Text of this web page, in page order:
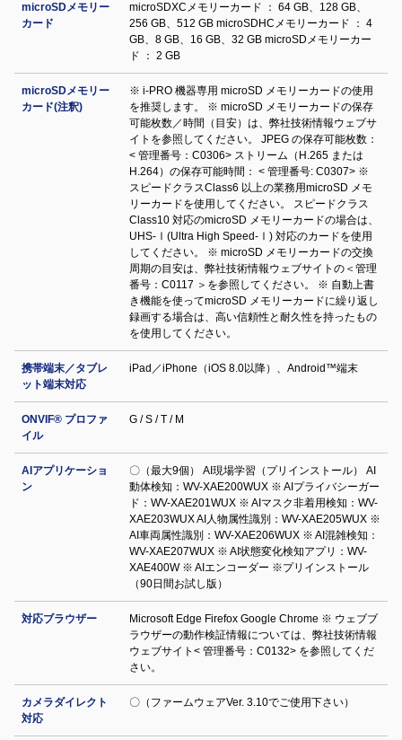
microSDメモリー
カード
microSDXCメモリーカード ： 64 GB、128 GB、
256 GB、512 GB microSDHCメモリーカード ： 4
GB、8 GB、16 GB、32 GB microSDメモリーカー
ド ： 2 GB
microSDメモリー
カード(注釈)
※ i-PRO 機器専用 microSD メモリーカードの使用
を推奨します。 ※ microSD メモリーカードの保存
可能枚数／時間（目安）は、弊社技術情報ウェブサ
イトを参照してください。 JPEG の保存可能枚数：
< 管理番号：C0306> ストリーム（H.265 または
H.264）の保存可能時間： < 管理番号: C0307> ※
スピードクラスClass6 以上の業務用microSD メモ
リーカードを使用してください。 スピードクラス
Class10 対応のmicroSD メモリーカードの場合は、
UHS-Ⅰ(Ultra High Speed-Ⅰ) 対応のカードを使用
してください。 ※ microSD メモリーカードの交換
周期の目安は、弊社技術情報ウェブサイトの＜管理
番号：C0117 ＞を参照してください。 ※ 自動上書
き機能を使ってmicroSD メモリーカードに繰り返し
録画する場合は、高い信頼性と耐久性を持ったもの
を使用してください。
携帯端末／タブレ
ット端末対応
iPad／iPhone（iOS 8.0以降）、Android™端末
ONVIF® プロファ
イル
G / S / T / M
AIアプリケーショ
ン
〇（最大9個） AI現場学習（プリインストール） AI
動体検知：WV-XAE200WUX ※ AIプライバシーガー
ド：WV-XAE201WUX ※ AIマスク非着用検知：WV-
XAE203WUX AI人物属性識別：WV-XAE205WUX ※
AI車両属性識別：WV-XAE206WUX ※ AI混雑検知：
WV-XAE207WUX ※ AI状態変化検知アプリ：WV-
XAE400W ※ AIエンコーダー ※プリインストール
（90日間お試し版）
対応ブラウザー
Microsoft Edge Firefox Google Chrome ※ ウェブブ
ラウザーの動作検証情報については、弊社技術情報
ウェブサイト< 管理番号：C0132> を参照してくだ
さい。
カメラダイレクト
対応
〇（ファームウェアVer. 3.10でご使用下さい）